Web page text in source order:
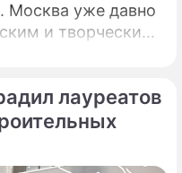
Москва уже давно
и творческим
самые
лауреатов